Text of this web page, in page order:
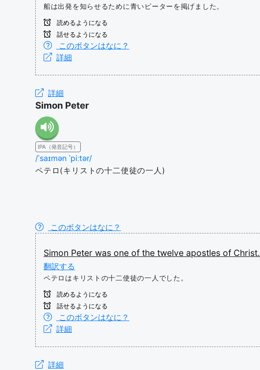
船は出発を知らせるために青いピーターを掲げました。
読めるようになる
話せるようになる
このボタンはなに？
詳細
詳細
Simon Peter
IPA（発音記号）
/ˈsaɪmən ˈpiːtər/
ペテロ(キリストの十二使徒の一人)
このボタンはなに？
Simon Peter was one of the twelve apostles of Christ.
翻訳する
ペテロはキリストの十二使徒の一人でした。
読めるようになる
話せるようになる
このボタンはなに？
詳細
詳細